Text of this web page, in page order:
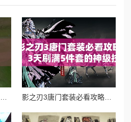
影之刃3唐门套装必看攻略！3天刷满5件套的神级技巧